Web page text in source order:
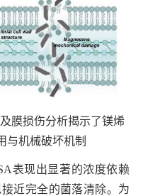
膜损伤分析揭示了镁烯
与机械破坏机制
表现出显著的浓度依赖
近完全的菌落清除。为